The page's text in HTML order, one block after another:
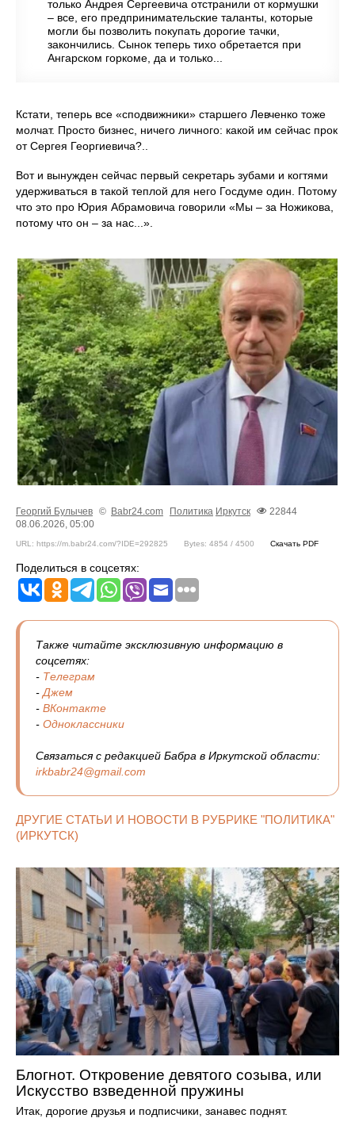
только Андрея Сергеевича отстранили от кормушки
– все, его предпринимательские таланты, которые
могли бы позволить покупать дорогие тачки,
закончились. Сынок теперь тихо обретается при
Ангарском горкоме, да и только...
Кстати, теперь все «сподвижники» старшего Левченко тоже
молчат. Просто бизнес, ничего личного: какой им сейчас прок
от Сергея Георгиевича?..
Вот и вынужден сейчас первый секретарь зубами и когтями
удерживаться в такой теплой для него Госдуме один. Потому
что это про Юрия Абрамовича говорили «Мы – за Ножикова,
потому что он – за нас...».
Георгий Булычев © Babr24.com Политика Иркутск
22844
08.06.2026, 05:00
URL: https://m.babr24.com/?IDE=292825 Bytes: 4854 / 4500 Скачать PDF
Поделиться в соцсетях:
Также читайте эксклюзивную информацию в
соцсетях:
- Телеграм
-Джем
- ВКонтакте
- Одноклассники
Связаться с редакцией Бабра в Иркутской области:
irkbabr24@gmail.com
ДРУГИЕ СТАТЬИ И НОВОСТИ В РУБРИКЕ "ПОЛИТИКА"
(ИРКУТСК)
Блогнот. Откровение девятого созыва, или
Искусство взведенной пружины
Итак, дорогие друзья и подписчики, занавес поднят.